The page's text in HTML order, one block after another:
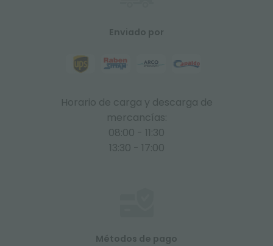
Enviado por
Horario de carga y descarga de
mercancías:
08:00 - 11:30
13:30 - 17:00
Métodos de pago